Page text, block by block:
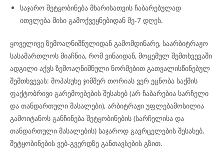
საჯარო შეტყობინება მხარისათვის ჩაბარებულად
ითვლება მისი გამოქვეყნებიდან მე-7 დღეს.
ყოველივე ზემოაღნიშნულიდან გამომდინარე, საარბიტრაჟო
სასამართლოს მიაჩნია, რომ ვინაიდან, მოცემულ შემთხვევაში
ადგილი აქვს ზემოაღნიშნული ნორმებით გათვალისწინებულ
შემთხვევას: მოპასუხე ჯიმშერ თორიას ვერ ეცნობა საქმის
ფაქტობრივი გარემოებების შესახებ (არ ჩაბარებია სარჩელი
და თანდართული მასალები), არბიტრაჟი უფლებამოსილია
გამოიტანოს განჩინება შეტყობინების (სარჩელისა და
თანდართული მასალების) საჯაროდ გავრცელების შესახებ,
შეტყობინების ვებ-გვერდზე განთავსების გზით.